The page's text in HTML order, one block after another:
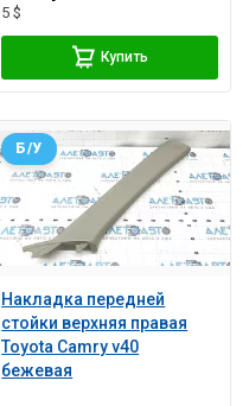
5 $
Купить
Накладка передней
стойки верхняя правая
Toyota Camry v40
бежевая
Б/У